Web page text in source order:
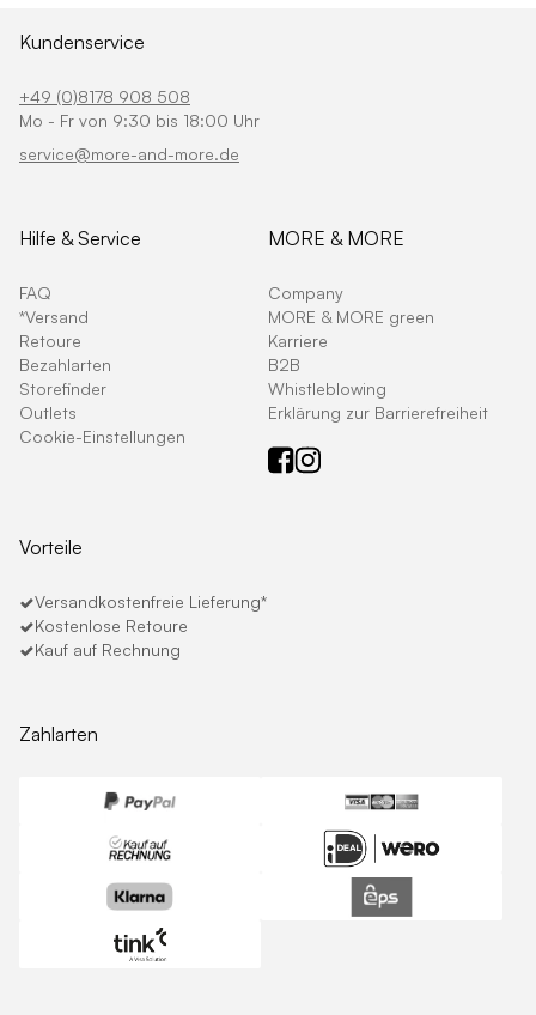
Kundenservice
+49 (0)8178 908 508
Mo - Fr von 9:30 bis 18:00 Uhr
service@more-and-more.de
Hilfe & Service
FAQ
*Versand
Retoure
Bezahlarten
Storefinder
Outlets
Cookie-Einstellungen
MORE & MORE
Company
MORE & MORE green
Karriere
B2B
Whistleblowing
Erklärung zur Barrierefreiheit
Vorteile
Versandkostenfreie Lieferung*
Kostenlose Retoure
Kauf auf Rechnung
Zahlarten